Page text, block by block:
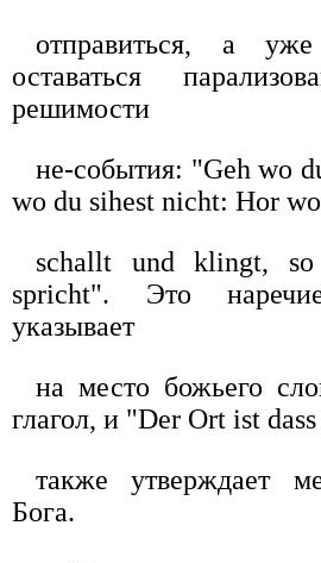
отправиться, а
оставаться
решимости
не-события: "Geh wo
wo du sihest nicht: Hor
schallt und klingt,
spricht". Это
указывает
на место божьего
глагол, и "Der Ort ist
также утверждает
Бога.